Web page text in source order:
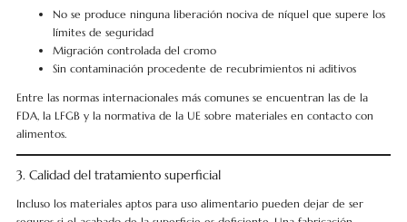
No se produce ninguna liberación nociva de níquel que supere los
límites de seguridad
Migración controlada del cromo
Sin contaminación procedente de recubrimientos ni aditivos
Entre las normas internacionales más comunes se encuentran las de la
FDA, la LFGB y la normativa de la UE sobre materiales en contacto con
alimentos.
3. Calidad del tratamiento superficial
Incluso los materiales aptos para uso alimentario pueden dejar de ser